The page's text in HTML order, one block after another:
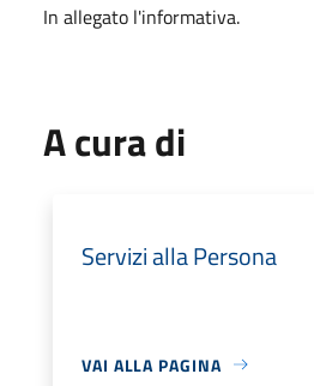
In allegato l'informativa.
A cura di
Servizi alla Persona
VAI ALLA PAGINA